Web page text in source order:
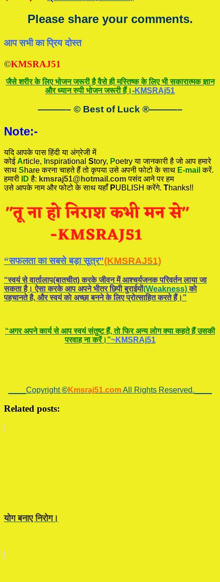
Please share your comments.
आप सभी का प्रिय दोस्त
©KMSRAJ51
जैसे शरीर के लिए भोजन जरूरी है वैसे ही मस्तिष्क के लिए भी सकारात्मक ज्ञान
और ध्यान रुपी भोजन जरूरी हैं।-KMSRAj51
———– © Best of Luck ®———–
Note:-
यदि आपके पास हिंदी या अंग्रेजी में
कोईArticle, nspirational Story, Poetryया जानकारी है जो आप हमारे
साथ Share करना चाहते हैं तो कृपया उसे अपनी फोटो के साथ E-mail करें.
हमारी
IDहै: kmsraj51@hotmail.comपसंद आने पर हम
उसे आपके नाम और फोटो के साथ यहाँ PUBLISH करेंगे. Thanks!!
“सफलता का सबसे बड़ा सूत्र”(KMSRAJ51)
“स्वयं से वार्तालाप(बातचीत) करके जीवन में आश्चर्यजनक परिवर्तन लाया जा
सकता है। ऐसा करके आप अपने भीतर छिपी बुराईयाें(Weakness)काे
पहचानते है, और स्वयं काे अच्छा बनने के लिए प्रोत्साहित करते हैं।”
“अगर अपने कार्य से आप स्वयं संतुष्ट हैं, ताे फिर अन्य लोग क्या कहते हैं उसकी
परवाह ना करें।”~KMSRAj51
____Copyright©Kmsraj51.comAll Rights Reserved.____
Related posts:
योग बनाए निरोग।